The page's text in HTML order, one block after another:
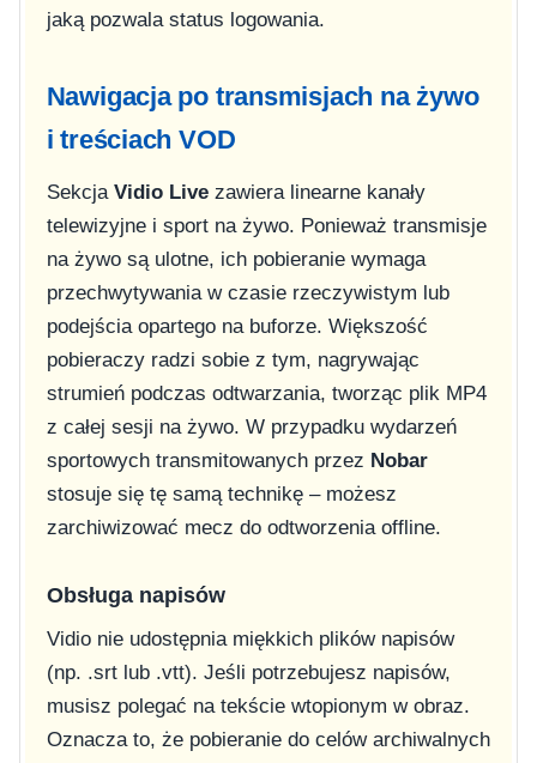
jaką pozwala status logowania.
Nawigacja po transmisjach na żywo
i treściach VOD
Sekcja Vidio Livezawiera linearne kanały
telewizyjne i sport na żywo. Ponieważ transmisje
na żywo są ulotne, ich pobieranie wymaga
przechwytywania w czasie rzeczywistym lub
podejścia opartego na buforze. Większość
pobieraczy radzi sobie z tym, nagrywając
strumień podczas odtwarzania, tworząc plik MP4
z całej sesji na żywo. W przypadku wydarzeń
sportowych transmitowanych przez Nobar
stosuje się tę samą technikę – możesz
zarchiwizować mecz do odtworzenia offline.
Obsługa napisów
Vidio nie udostępnia miękkich plików napisów
(np. .srt lub .vtt). Jeśli potrzebujesz napisów,
musisz polegać na tekście wtopionym w obraz.
Oznacza to, że pobieranie do celów archiwalnych